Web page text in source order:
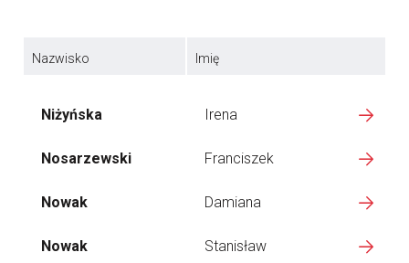
Nazwisko Imię
Niżyńska Irena
Nosarzewski Franciszek
Nowak Damiana
Nowak Stanisław